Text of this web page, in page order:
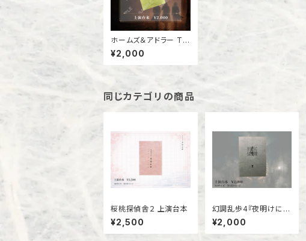
ホームズ＆アドラー Th
e Final Problem 上演
台本
¥2,000
同じカテゴリの商品
桜桃探偵舎２ 上演台本
¥2,500
幻調乱歩4『夜明けに怯
える怪機城』上演台本
¥2,000